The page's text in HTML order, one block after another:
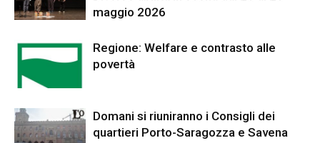
maggio 2026
Regione: Welfare e contrasto alle
povertà
Domani si riuniranno i Consigli dei
quartieri Porto-Saragozza e Savena